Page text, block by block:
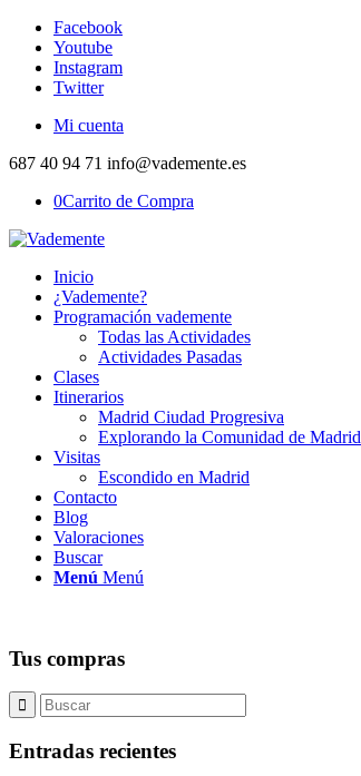
Facebook
Youtube
Instagram
Twitter
Mi cuenta
687 40 94 71 info@vademente.es
0Carrito de Compra
Inicio
¿Vademente?
Programación vademente
Todas las Actividades
Actividades Pasadas
Clases
Itinerarios
Madrid Ciudad Progresiva
Explorando la Comunidad de Madrid
Visitas
Escondido en Madrid
Contacto
Blog
Valoraciones
Buscar
Menú Menú
Tus compras
Entradas recientes